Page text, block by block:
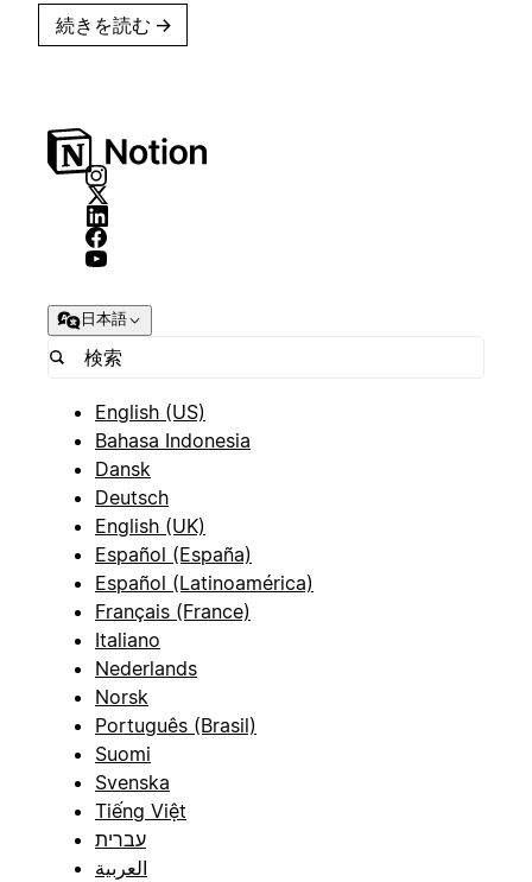
続きを読む →
日本語
English (US)
Bahasa Indonesia
Dansk
Deutsch
English (UK)
Español (España)
Español (Latinoamérica)
Français (France)
Italiano
Nederlands
Norsk
Português (Brasil)
Suomi
Svenska
Tiếng Việt
עברית
العربية